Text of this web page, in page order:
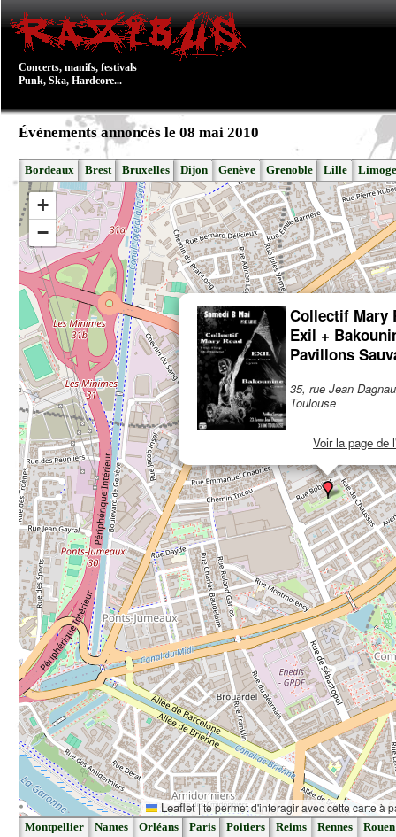
Concerts, manifs, festivals
Punk, Ska, Hardcore...
Évènements annoncés le 08 mai 2010
Bordeaux Brest Bruxelles Dijon Genève Grenoble Lille
Collectif Mary
Exil +
Pavillons
35, rue Jean
Toulouse
Voir la page de
+
−
Leaflet|te permet d'interagir avec cette carte à
Montpellier Nantes Orléans Paris Poitiers Reims Rennes Rouen